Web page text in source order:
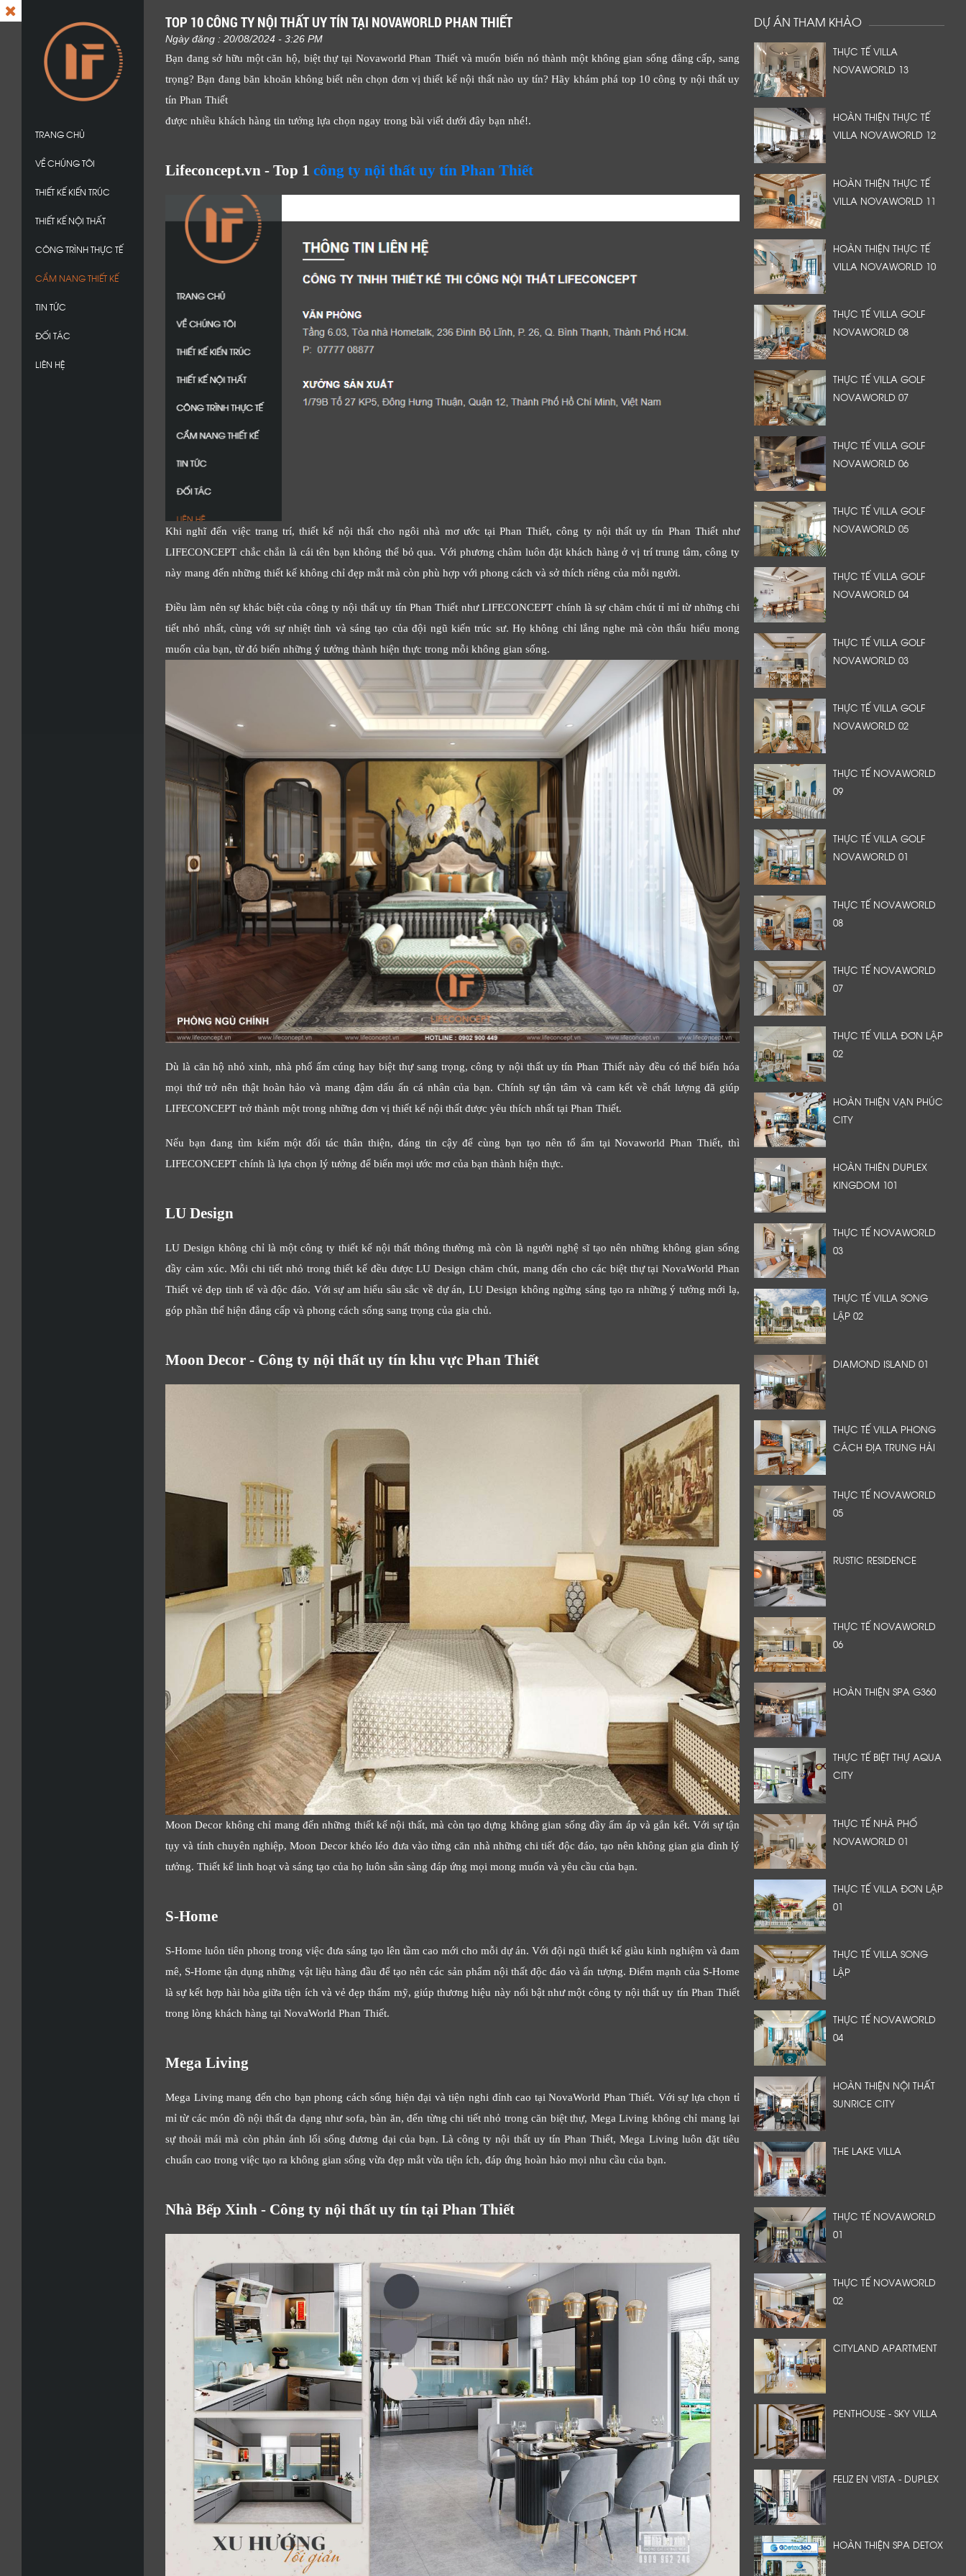
TRANG CHỦ
VỀ CHÚNG TÔI
THIẾT KẾ KIẾN TRÚC
THIẾT KẾ NỘI THẤT
CÔNG TRÌNH THỰC TẾ
CẨM NANG THIẾT KẾ
TIN TỨC
ĐỐI TÁC
LIÊN HỆ
TOP 10 CÔNG TY NỘI THẤT UY TÍN TẠI NOVAWORLD PHAN THIẾT
Ngày đăng : 20/08/2024 - 3:26 PM
Bạn đang sở hữu một căn hộ, biệt thự tại Novaworld Phan Thiết và muốn biến nó thành một không gian sống đẳng cấp, sang
trọng? Bạn đang băn khoăn không biết nên chọn đơn vị thiết kế nội thất nào uy tín? Hãy khám phá top 10 công ty nội thất uy
tín Phan Thiết
được nhiều khách hàng tin tưởng lựa chọn ngay trong bài viết dưới đây bạn nhé!.
Lifeconcept.vn - Top 1 công ty nội thất uy tín Phan Thiết
Khi nghĩ đến việc trang trí, thiết kế nội thất cho ngôi nhà mơ ước tại Phan Thiết, công ty nội thất uy tín Phan Thiết như
LIFECONCEPT chắc chắn là cái tên bạn không thể bỏ qua. Với phương châm luôn đặt khách hàng ở vị trí trung tâm, công ty
này mang đến những thiết kế không chỉ đẹp mắt mà còn phù hợp với phong cách và sở thích riêng của mỗi người.
Điều làm nên sự khác biệt của công ty nội thất uy tín Phan Thiết như LIFECONCEPT chính là sự chăm chút tỉ mỉ từ những chi
tiết nhỏ nhất, cùng với sự nhiệt tình và sáng tạo của đội ngũ kiến trúc sư. Họ không chỉ lắng nghe mà còn thấu hiểu mong
muốn của bạn, từ đó biến những ý tưởng thành hiện thực trong mỗi không gian sống.
Dù là căn hộ nhỏ xinh, nhà phố ấm cúng hay biệt thự sang trọng, công ty nội thất uy tín Phan Thiết này đều có thể biến hóa
mọi thứ trở nên thật hoàn hảo và mang đậm dấu ấn cá nhân của bạn. Chính sự tận tâm và cam kết về chất lượng đã giúp
LIFECONCEPT trở thành một trong những đơn vị thiết kế nội thất được yêu thích nhất tại Phan Thiết.
Nếu bạn đang tìm kiếm một đối tác thân thiện, đáng tin cậy để cùng bạn tạo nên tổ ấm tại Novaworld Phan Thiết, thì
LIFECONCEPT chính là lựa chọn lý tưởng để biến mọi ước mơ của bạn thành hiện thực.
LU Design
LU Design không chỉ là một công ty thiết kế nội thất thông thường mà còn là người nghệ sĩ tạo nên những không gian sống
đầy cảm xúc. Mỗi chi tiết nhỏ trong thiết kế đều được LU Design chăm chút, mang đến cho các biệt thự tại NovaWorld Phan
Thiết vẻ đẹp tinh tế và độc đáo. Với sự am hiểu sâu sắc về dự án, LU Design không ngừng sáng tạo ra những ý tưởng mới lạ,
góp phần thể hiện đẳng cấp và phong cách sống sang trọng của gia chủ.
Moon Decor - Công ty nội thất uy tín khu vực Phan Thiết
Moon Decor không chỉ mang đến những thiết kế nội thất, mà còn tạo dựng không gian sống đầy ấm áp và gắn kết. Với sự tận
tụy và tính chuyên nghiệp, Moon Decor khéo léo đưa vào từng căn nhà những chi tiết độc đáo, tạo nên không gian gia đình lý
tưởng. Thiết kế linh hoạt và sáng tạo của họ luôn sẵn sàng đáp ứng mọi mong muốn và yêu cầu của bạn.
S-Home
S-Home luôn tiên phong trong việc đưa sáng tạo lên tầm cao mới cho mỗi dự án. Với đội ngũ thiết kế giàu kinh nghiệm và đam
mê, S-Home tận dụng những vật liệu hàng đầu để tạo nên các sản phẩm nội thất độc đáo và ấn tượng. Điểm mạnh của S-Home
là sự kết hợp hài hòa giữa tiện ích và vẻ đẹp thẩm mỹ, giúp thương hiệu này nổi bật như một công ty nội thất uy tín Phan Thiết
trong lòng khách hàng tại NovaWorld Phan Thiết.
Mega Living
Mega Living mang đến cho bạn phong cách sống hiện đại và tiện nghi đỉnh cao tại NovaWorld Phan Thiết. Với sự lựa chọn tỉ
mỉ từ các món đồ nội thất đa dạng như sofa, bàn ăn, đến từng chi tiết nhỏ trong căn biệt thự, Mega Living không chỉ mang lại
sự thoải mái mà còn phản ánh lối sống đương đại của bạn. Là công ty nội thất uy tín Phan Thiết, Mega Living luôn đặt tiêu
chuẩn cao trong việc tạo ra không gian sống vừa đẹp mắt vừa tiện ích, đáp ứng hoàn hảo mọi nhu cầu của bạn.
Nhà Bếp Xinh - Công ty nội thất uy tín tại Phan Thiết
DỰ ÁN THAM KHẢO
THỰC TẾ VILLA
NOVAWORLD 13
HOÀN THIỆN THỰC TẾ
VILLA NOVAWORLD 12
HOÀN THIỆN THỰC TẾ
VILLA NOVAWORLD 11
HOÀN THIỆN THỰC TẾ
VILLA NOVAWORLD 10
THỰC TẾ VILLA GOLF
NOVAWORLD 08
THỰC TẾ VILLA GOLF
NOVAWORLD 07
THỰC TẾ VILLA GOLF
NOVAWORLD 06
THỰC TẾ VILLA GOLF
NOVAWORLD 05
THỰC TẾ VILLA GOLF
NOVAWORLD 04
THỰC TẾ VILLA GOLF
NOVAWORLD 03
THỰC TẾ VILLA GOLF
NOVAWORLD 02
THỰC TẾ NOVAWORLD
09
THỰC TẾ VILLA GOLF
NOVAWORLD 01
THỰC TẾ NOVAWORLD
08
THỰC TẾ NOVAWORLD
07
THỰC TẾ VILLA ĐƠN LẬP
02
HOÀN THIỆN VẠN PHÚC
CITY
HOÀN THIÊN DUPLEX
KINGDOM 101
THỰC TẾ NOVAWORLD
03
THỰC TẾ VILLA SONG
LẬP 02
DIAMOND ISLAND 01
THỰC TẾ VILLA PHONG
CÁCH ĐỊA TRUNG HẢI
THỰC TẾ NOVAWORLD
05
RUSTIC RESIDENCE
THỰC TẾ NOVAWORLD
06
HOÀN THIỆN SPA G360
THỰC TẾ BIỆT THỰ AQUA
CITY
THỰC TẾ NHÀ PHỐ
NOVAWORLD 01
THỰC TẾ VILLA ĐƠN LẬP
01
THỰC TẾ VILLA SONG
LẬP
THỰC TẾ NOVAWORLD
04
HOÀN THIỆN NỘI THẤT
SUNRICE CITY
THE LAKE VILLA
THỰC TẾ NOVAWORLD
01
THỰC TẾ NOVAWORLD
02
CITYLAND APARTMENT
PENTHOUSE - SKY VILLA
FELIZ EN VISTA - DUPLEX
HOÀN THIỆN SPA DETOX
LỜI CẢM ƠN
LIFECONCEPT
Cảm ơn quý khách đã để lại thông tin.
Chúng tôi sẽ liên hệ lại trong thời gian sớm nhất